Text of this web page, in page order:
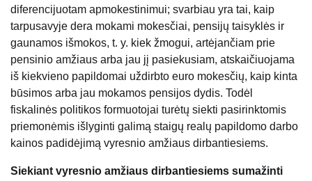
diferencijuotam apmokestinimui; svarbiau yra tai, kaip
tarpusavyje dera mokami mokesčiai, pensijų taisyklės ir
gaunamos išmokos, t. y. kiek žmogui, artėjančiam prie
pensinio amžiaus arba jau jį pasiekusiam, atskaičiuojama
iš kiekvieno papildomai uždirbto euro mokesčių, kaip kinta
būsimos arba jau mokamos pensijos dydis. Todėl
fiskalinės politikos formuotojai turėtų siekti pasirinktomis
priemonėmis išlyginti galimą staigų realų papildomo darbo
kainos padidėjimą vyresnio amžiaus dirbantiesiems.
Siekiant vyresnio amžiaus dirbantiesiems sumažinti